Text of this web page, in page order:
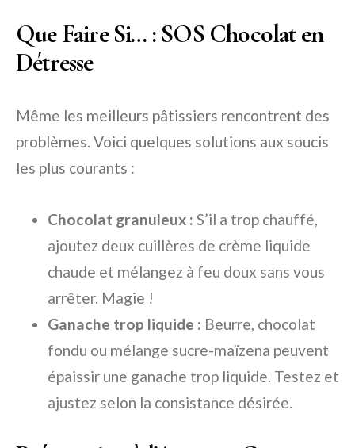
Que Faire Si… : SOS Chocolat en
Détresse
Même les meilleurs pâtissiers rencontrent des
problèmes. Voici quelques solutions aux soucis
les plus courants :
Chocolat granuleux : S’il a trop chauffé,
ajoutez deux cuillères de crème liquide
chaude et mélangez à feu doux sans vous
arrêter. Magie !
Ganache trop liquide : Beurre, chocolat
fondu ou mélange sucre-maïzena peuvent
épaissir une ganache trop liquide. Testez et
ajustez selon la consistance désirée.